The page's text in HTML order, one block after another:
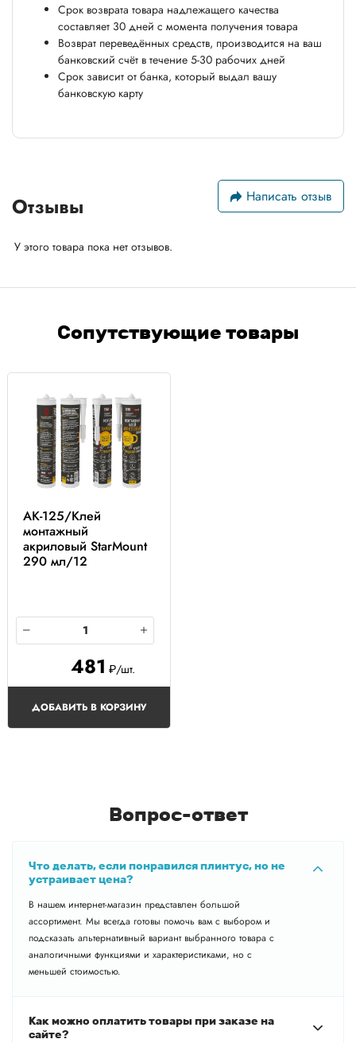
Срок возврата товара надлежащего качества
составляет 30 дней с момента получения товара
Возврат переведённых средств, производится на ваш
банковский счёт в течение 5-30 рабочих дней
Срок зависит от банка, который выдал вашу
банковскую карту
Отзывы Написать отзыв
У этого товара пока нет отзывов.
Сопутствующие товары
AK-125/Клей
монтажный
акриловый StarMount
290 мл/12
481 ₽/шт.
ДОБАВИТЬ В КОРЗИНУ
Вопрос-ответ
Что делать, если понравился плинтус, но не
устраивает цена?
В нашем интернет-магазин представлен большой
ассортимент. Мы всегда готовы помочь вам с выбором и
подсказать альтернативный вариант выбранного товара с
аналогичными функциями и характеристиками, но с
меньшей стоимостью.
Как можно оплатить товары при заказе на
сайте?